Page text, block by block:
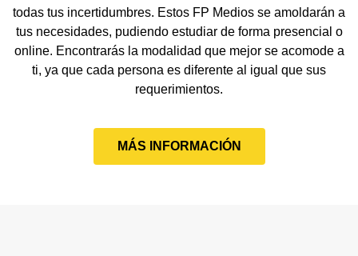
todas tus incertidumbres. Estos FP Medios se amoldarán a
tus necesidades, pudiendo estudiar de forma presencial o
online. Encontrarás la modalidad que mejor se acomode a
ti, ya que cada persona es diferente al igual que sus
requerimientos.
MÁS INFORMACIÓN